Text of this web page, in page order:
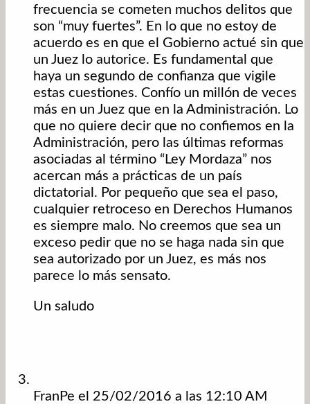
frecuencia se cometen muchos delitos que
son “muy fuertes”. En lo que no estoy de
acuerdo es en que el Gobierno actué sin que
un Juez lo autorice. Es fundamental que
haya un segundo de confianza que vigile
estas cuestiones. Confío un millón de veces
más en un Juez que en la Administración. Lo
que no quiere decir que no confiemos en la
Administración, pero las últimas reformas
asociadas al término “Ley Mordaza” nos
acercan más a prácticas de un país
dictatorial. Por pequeño que sea el paso,
cualquier retroceso en Derechos Humanos
es siempre malo. No creemos que sea un
exceso pedir que no se haga nada sin que
sea autorizado por un Juez, es más nos
parece lo más sensato.
Un saludo
FranPe el 25/02/2016 a las 12:10 AM